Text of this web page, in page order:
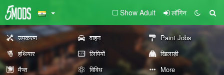
Show Adult लॉगिन
उपकरण वाहन
Paint Jobs
हथियार
लिपियों
खिलाड़ी
मैप्स
विविध More